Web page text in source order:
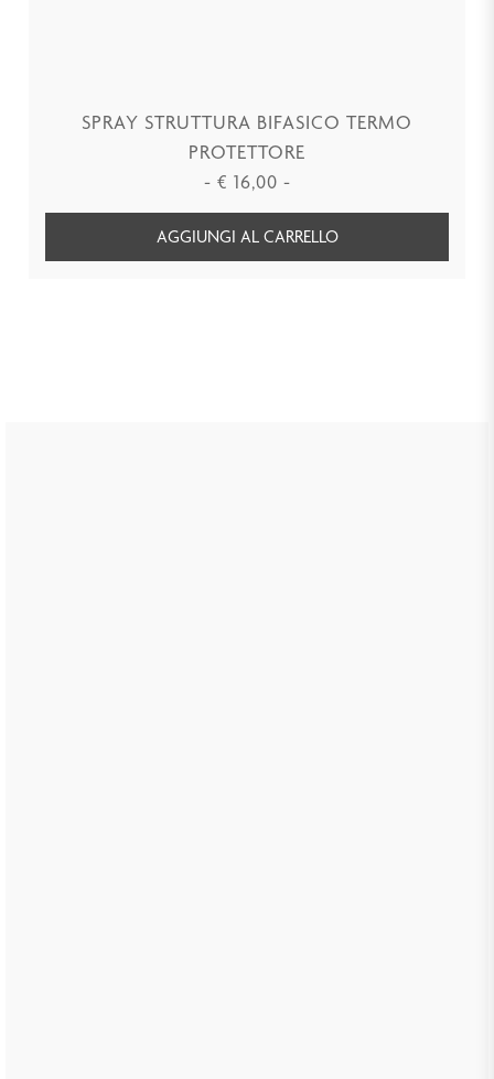
SPRAY STRUTTURA BIFASICO TERMO
PROTETTORE
- € 16,00 -
AGGIUNGI AL CARRELLO